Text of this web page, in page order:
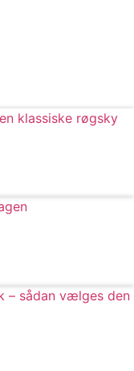
klassiske røgsky
– sådan vælges den